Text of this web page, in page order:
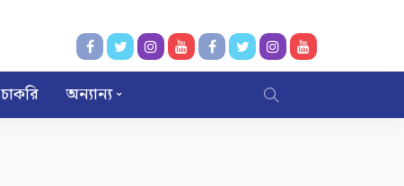
চাকরি অন্যান্য